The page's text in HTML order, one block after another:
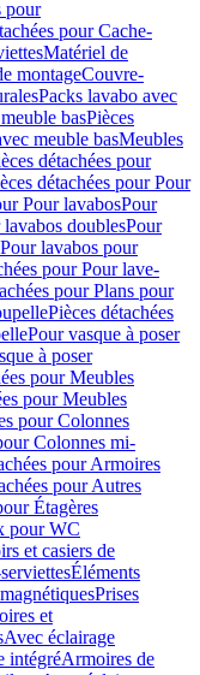
pour
pour Cache-
Matériel de
montageCouvre-
Packs lavabo avec
basPièces
meuble basMeubles
détachées pour
détachées pour Pour
Pour lavabosPour
lavabos doublesPour
lavabos pour
pour Pour lave-
pour Plans pour
Pièces détachées
Pour vasque à poser
à poser
pour Meubles
pour Meubles
pour Colonnes
Colonnes mi-
pour Armoires
pour Autres
Étagères
pour WC
et casiers de
Éléments
Prises
et
Avec éclairage
intégréArmoires de